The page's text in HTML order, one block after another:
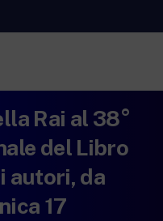
video per tutti.
canali Radio
Rai al 38°
del Libro
autori, da
17